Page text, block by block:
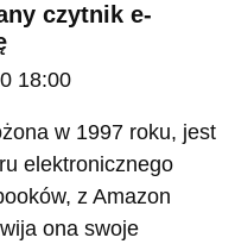
czytnik e-
18:00
w 1997 roku, jest
elektronicznego
z Amazon
ona swoje